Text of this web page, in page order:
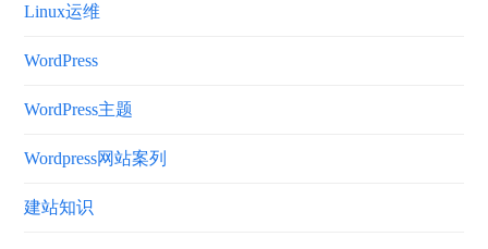
Linux运维
WordPress
WordPress主题
Wordpress网站案列
建站知识